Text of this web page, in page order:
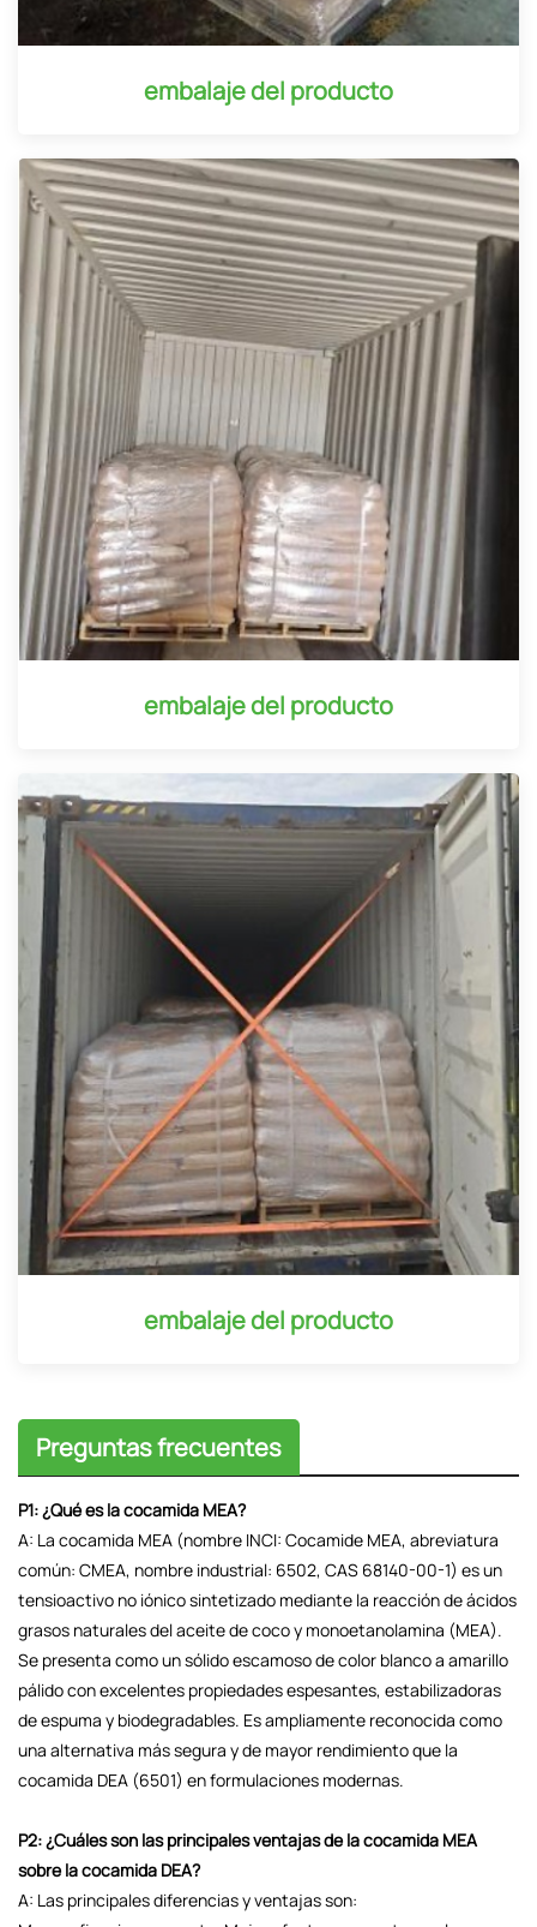
embalaje del producto
embalaje del producto
embalaje del producto
Preguntas frecuentes
P1: ¿Qué es la cocamida MEA?
A: La cocamida MEA (nombre INCI: Cocamide MEA, abreviatura
común: CMEA, nombre industrial: 6502, CAS 68140-00-1) es un
tensioactivo no iónico sintetizado mediante la reacción de ácidos
grasos naturales del aceite de coco y monoetanolamina (MEA).
Se presenta como un sólido escamoso de color blanco a amarillo
pálido con excelentes propiedades espesantes, estabilizadoras
de espuma y biodegradables. Es ampliamente reconocida como
una alternativa más segura y de mayor rendimiento que la
cocamida DEA (6501) en formulaciones modernas.
P2: ¿Cuáles son las principales ventajas de la cocamida MEA
sobre la cocamida DEA?
A: Las principales diferencias y ventajas son: